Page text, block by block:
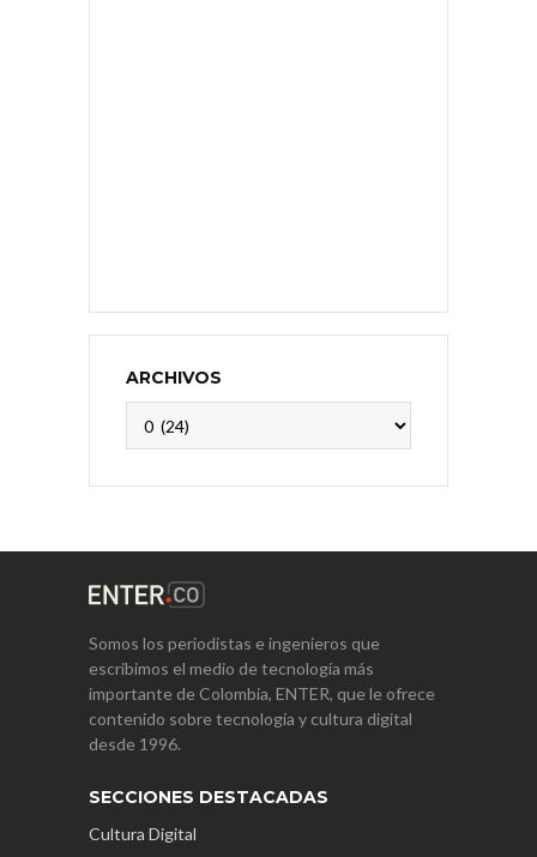
ARCHIVOS
Somos los periodistas e ingenieros que
escribimos el medio de tecnología más
importante de Colombia, ENTER, que le ofrece
contenido sobre tecnología y cultura digital
desde 1996.
SECCIONES DESTACADAS
Cultura Digital